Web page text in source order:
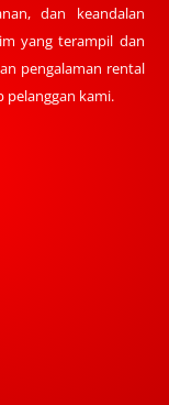
dan keandalan
yang terampil dan
pengalaman rental
pelanggan kami.